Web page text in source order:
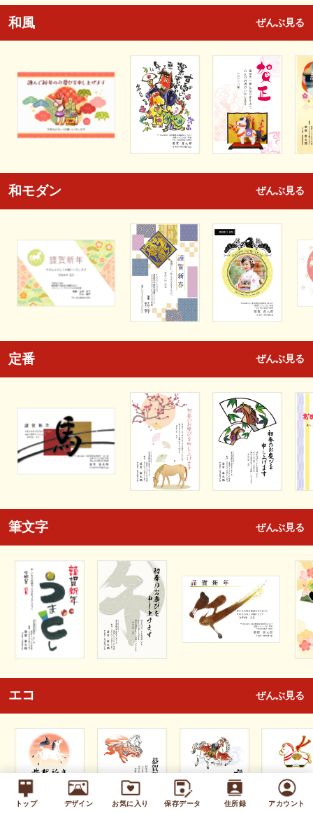
トップ デザイン お気に入り 保存データ 住所録 アカウント
和風 ぜんぶ見る
和モダン ぜんぶ見る
定番 ぜんぶ見る
筆文字 ぜんぶ見る
エコ ぜんぶ見る